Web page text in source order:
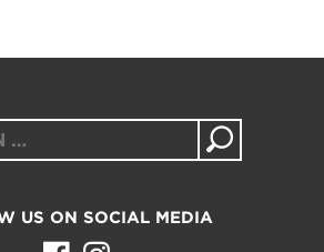
US ON SOCIAL MEDIA